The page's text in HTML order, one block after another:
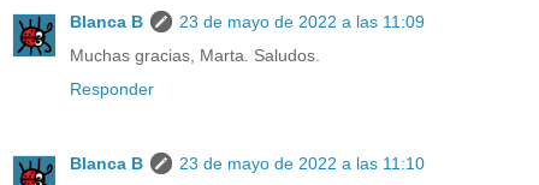
Blanca B
23 de mayo de 2022 a las 11:09
Muchas gracias, Marta. Saludos.
Responder
Blanca B
23 de mayo de 2022 a las 11:10